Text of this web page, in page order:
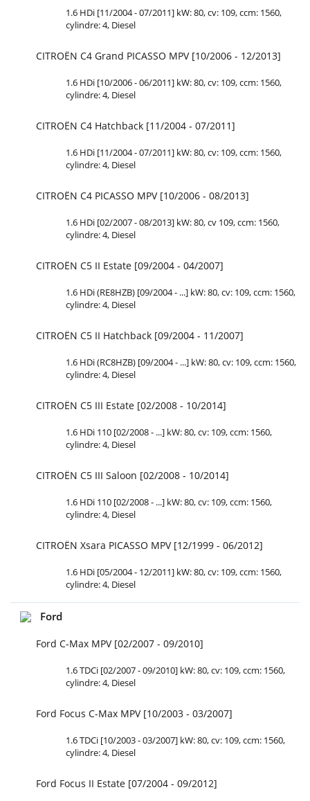
1.6 HDi [11/2004 - 07/2011] kW: 80, cv: 109, ccm: 1560,
cylindre: 4, Diesel
CITROËN C4 Grand PICASSO MPV [10/2006 - 12/2013]
1.6 HDi [10/2006 - 06/2011] kW: 80, cv: 109, ccm: 1560,
cylindre: 4, Diesel
CITROËN C4 Hatchback [11/2004 - 07/2011]
1.6 HDi [11/2004 - 07/2011] kW: 80, cv: 109, ccm: 1560,
cylindre: 4, Diesel
CITROËN C4 PICASSO MPV [10/2006 - 08/2013]
1.6 HDi [02/2007 - 08/2013] kW: 80, cv 109, ccm: 1560,
cylindre: 4, Diesel
CITROËN C5 II Estate [09/2004 - 04/2007]
1.6 HDi (RE8HZB) [09/2004 - ...] kW: 80, cv: 109, ccm: 1560,
cylindre: 4, Diesel
CITROËN C5 II Hatchback [09/2004 - 11/2007]
1.6 HDi (RC8HZB) [09/2004 - ...] kW: 80, cv: 109, ccm: 1560,
cylindre: 4, Diesel
CITROËN C5 III Estate [02/2008 - 10/2014]
1.6 HDi 110 [02/2008 - ...] kW: 80, cv: 109, ccm: 1560,
cylindre: 4, Diesel
CITROËN C5 III Saloon [02/2008 - 10/2014]
1.6 HDi 110 [02/2008 - ...] kW: 80, cv: 109, ccm: 1560,
cylindre: 4, Diesel
CITROËN Xsara PICASSO MPV [12/1999 - 06/2012]
1.6 HDi [05/2004 - 12/2011] kW: 80, cv: 109, ccm: 1560,
cylindre: 4, Diesel
Ford
Ford C-Max MPV [02/2007 - 09/2010]
1.6 TDCi [02/2007 - 09/2010] kW: 80, cv: 109, ccm: 1560,
cylindre: 4, Diesel
Ford Focus C-Max MPV [10/2003 - 03/2007]
1.6 TDCi [10/2003 - 03/2007] kW: 80, cv: 109, ccm: 1560,
cylindre: 4, Diesel
Ford Focus II Estate [07/2004 - 09/2012]